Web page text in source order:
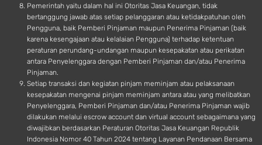
Pemerintah yaitu dalam hal ini Otoritas Jasa Keuangan, tidak
bertanggung jawab atas setiap pelanggaran atau ketidakpatuhan oleh
Pengguna, baik Pemberi Pinjaman maupun Penerima Pinjaman (baik
karena kesengajaan atau kelalaian Pengguna) terhadap ketentuan
peraturan perundang-undangan maupun kesepakatan atau perikatan
antara Penyelenggara dengan Pemberi Pinjaman dan/atau Penerima
Pinjaman.
Setiap transaksi dan kegiatan pinjam meminjam atau pelaksanaan
kesepakatan mengenai pinjam meminjam antara atau yang melibatkan
Penyelenggara, Pemberi Pinjaman dan/atau Penerima Pinjaman wajib
dilakukan melalui escrow account dan virtual account sebagaimana yang
diwajibkan berdasarkan Peraturan Otoritas Jasa Keuangan Republik
Indonesia Nomor 40 Tahun 2024 tentang Layanan Pendanaan Bersama